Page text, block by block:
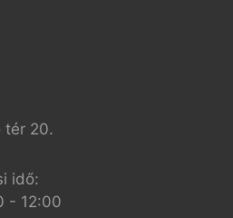
tér 20.
idő:
- 12:00